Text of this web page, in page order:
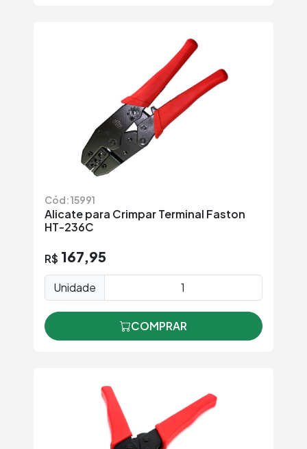
Cód: 15991
Alicate para Crimpar Terminal Faston
HT-236C
R$ 167,95
Unidade
COMPRAR